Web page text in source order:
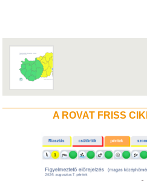
A ROVAT FRISS